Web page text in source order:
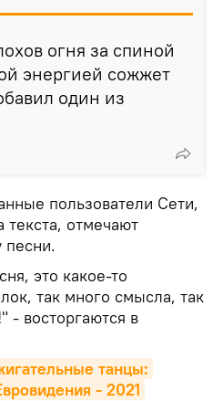
огня за спиной
энергией сожжет
один из
пользователи Сети,
отмечают
песни.
это какое-то
так много смысла, так
- восторгаются в
танцы:
- 2021